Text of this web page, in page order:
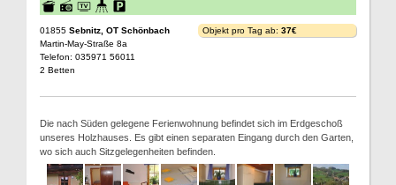
01855 Sebnitz, OT Schönbach
Martin-May-Straße 8a
Telefon: 035971 56011
2 Betten
Objekt pro Tag ab: 37€
Die nach Süden gelegene Ferienwohnung befindet sich im Erdgeschoß
unseres Holzhauses. Es gibt einen separaten Eingang durch den Garten,
wo sich auch Sitzgelegenheiten befinden.